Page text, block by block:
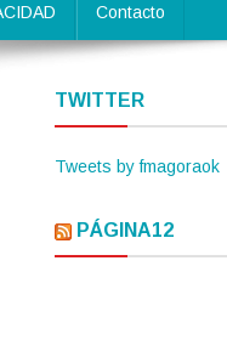
Contacto
TWITTER
Tweets by fmagoraok
PÁGINA12